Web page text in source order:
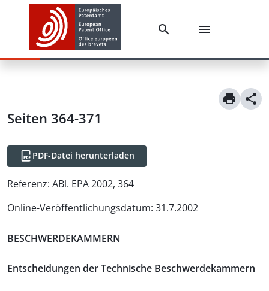
Seiten 364-371
PDF-Datei herunterladen
Referenz: ABl. EPA 2002, 364
Online-Veröffentlichungsdatum: 31.7.2002
BESCHWERDEKAMMERN
Entscheidungen der Technische Beschwerdekammern